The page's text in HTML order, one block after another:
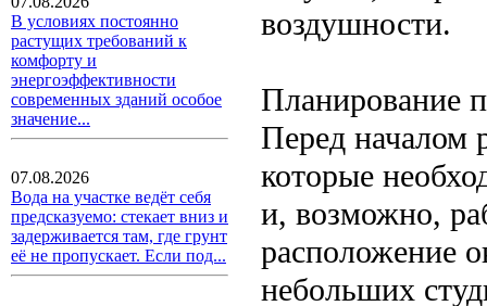
В условиях постоянно
растущих требований к
комфорту и
энергоэффективности
современных зданий особое
значение...
07.08.2026
Вода на участке ведёт себя
предсказуемо: стекает вниз и
задерживается там, где грунт
её не пропускает. Если под...
воздушности.
Планирование
Перед началом
которые
и, возможно,
расположение
небольших